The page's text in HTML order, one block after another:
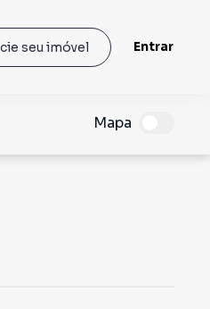
seu imóvel Entrar
Mapa